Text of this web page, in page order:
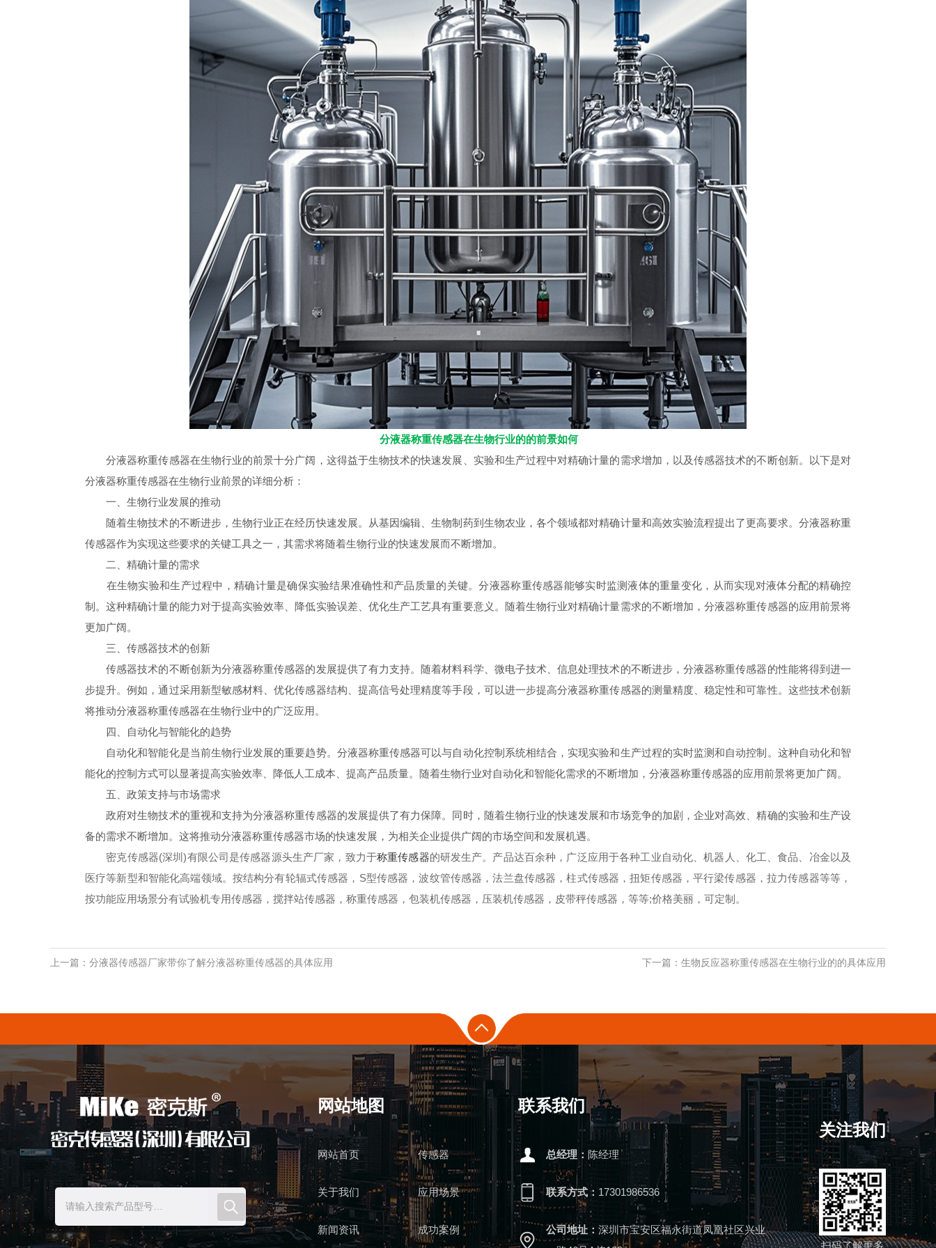
分液器称重传感器在生物行业的的前景如何
分液器称重传感器在生物行业的前景十分广阔，这得益于生物技术的快速发展、实验和生产过程中对精确计量的需求增加，以及传感器技术的不断创新。以下是对
分液器称重传感器在生物行业前景的详细分析：
一、生物行业发展的推动
随着生物技术的不断进步，生物行业正在经历快速发展。从基因编辑、生物制药到生物农业，各个领域都对精确计量和高效实验流程提出了更高要求。分液器称重
传感器作为实现这些要求的关键工具之一，其需求将随着生物行业的快速发展而不断增加。
二、精确计量的需求
在生物实验和生产过程中，精确计量是确保实验结果准确性和产品质量的关键。分液器称重传感器能够实时监测液体的重量变化，从而实现对液体分配的精确控
制。这种精确计量的能力对于提高实验效率、降低实验误差、优化生产工艺具有重要意义。随着生物行业对精确计量需求的不断增加，分液器称重传感器的应用前景将
更加广阔。
三、传感器技术的创新
传感器技术的不断创新为分液器称重传感器的发展提供了有力支持。随着材料科学、微电子技术、信息处理技术的不断进步，分液器称重传感器的性能将得到进一
步提升。例如，通过采用新型敏感材料、优化传感器结构、提高信号处理精度等手段，可以进一步提高分液器称重传感器的测量精度、稳定性和可靠性。这些技术创新
将推动分液器称重传感器在生物行业中的广泛应用。
四、自动化与智能化的趋势
自动化和智能化是当前生物行业发展的重要趋势。分液器称重传感器可以与自动化控制系统相结合，实现实验和生产过程的实时监测和自动控制。这种自动化和智
能化的控制方式可以显著提高实验效率、降低人工成本、提高产品质量。随着生物行业对自动化和智能化需求的不断增加，分液器称重传感器的应用前景将更加广阔。
五、政策支持与市场需求
政府对生物技术的重视和支持为分液器称重传感器的发展提供了有力保障。同时，随着生物行业的快速发展和市场竞争的加剧，企业对高效、精确的实验和生产设
备的需求不断增加。这将推动分液器称重传感器市场的快速发展，为相关企业提供广阔的市场空间和发展机遇。
密克传感器(深圳)有限公司是传感器源头生产厂家，致力于称重传感器的研发生产。产品达百余种，广泛应用于各种工业自动化、机器人、化工、食品、冶金以及
医疗等新型和智能化高端领域。按结构分有轮辐式传感器，S型传感器，波纹管传感器，法兰盘传感器，柱式传感器，扭矩传感器，平行梁传感器，拉力传感器等等，
按功能应用场景分有试验机专用传感器，搅拌站传感器，称重传感器，包装机传感器，压装机传感器，皮带秤传感器，等等;价格美丽，可定制。
上一篇：分液器传感器厂家带你了解分液器称重传感器的具体应用 下一篇：生物反应器称重传感器在生物行业的的具体应用
网站地图
网站首页 传感器
关于我们 应用场景
新闻资讯 成功案例
联系我们
总经理： 陈经理
联系方式： 17301986536
公司地址： 深圳市宝安区福永街道凤凰社区兴业
关注我们
扫码了解更多